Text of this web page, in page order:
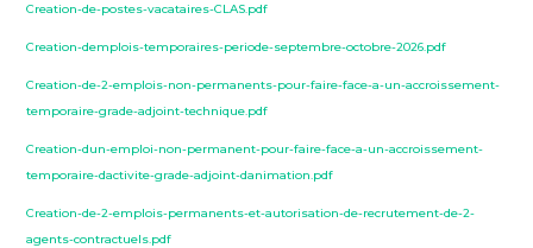
Creation-de-postes-vacataires-CLAS.pdf
Creation-demplois-temporaires-periode-septembre-octobre-2026.pdf
Creation-de-2-emplois-non-permanents-pour-faire-face-a-un-accroissement-
temporaire-grade-adjoint-technique.pdf
Creation-dun-emploi-non-permanent-pour-faire-face-a-un-accroissement-
temporaire-dactivite-grade-adjoint-danimation.pdf
Creation-de-2-emplois-permanents-et-autorisation-de-recrutement-de-2-
agents-contractuels.pdf